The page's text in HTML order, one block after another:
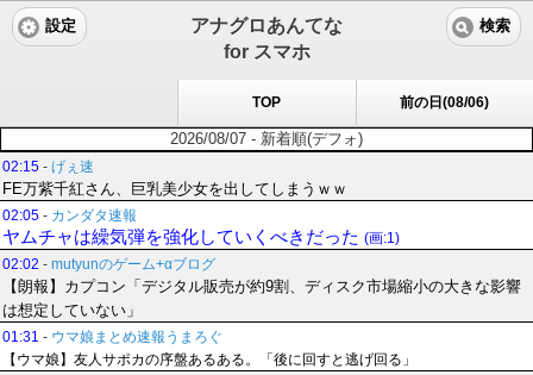
アナグロあんてな
for スマホ
設定 検索
TOP 前の日(08/06)
2026/08/07 - 新着順(デフォ)
02:15 - げぇ速
FE万紫千紅さん、巨乳美少女を出してしまうｗｗ
02:05 - カンダタ速報
ヤムチャは繰気弾を強化していくべきだった (画:1)
02:02 - mutyunのゲーム+αブログ
【朗報】カプコン「デジタル販売が約9割、ディスク市場縮小の大きな影響
は想定していない」
01:31 - ウマ娘まとめ速報うまろぐ
【ウマ娘】友人サポカの序盤あるある。「後に回すと逃げ回る」